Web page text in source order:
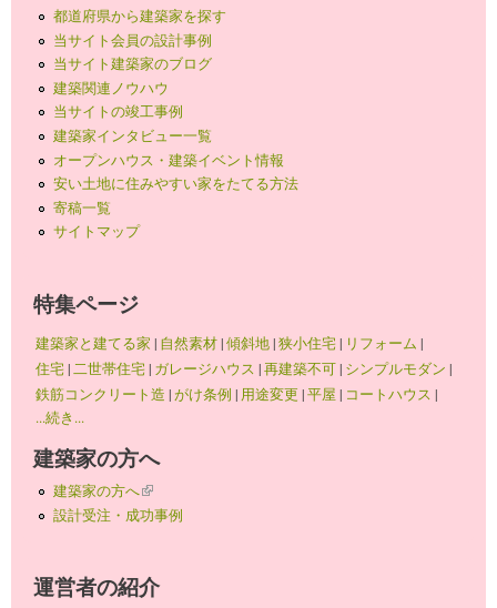
都道府県から建築家を探す
当サイト会員の設計事例
当サイト建築家のブログ
建築関連ノウハウ
当サイトの竣工事例
建築家インタビュー一覧
オープンハウス・建築イベント情報
安い土地に住みやすい家をたてる方法
寄稿一覧
サイトマップ
特集ページ
建築家と建てる家 | 自然素材|傾斜地|狭小住宅| リフォーム |
住宅|二世帯住宅| ガレージハウス |再建築不可| シンプルモダン |
鉄筋コンクリート造 |がけ条例 | 用途変更 |平屋 | コートハウス |
...続き...
建築家の方へ
建築家の方へ(link is external)
設計受注・成功事例
運営者の紹介